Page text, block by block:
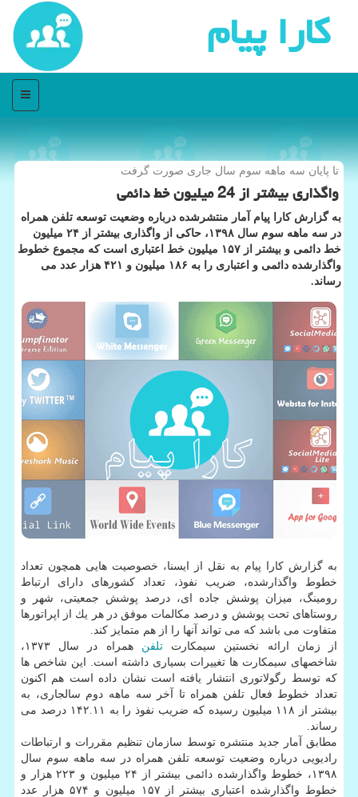
كارا پیام
منو
تا پایان سه ماهه سوم سال جاری صورت گرفت
واگذاری بیشتر از 24 میلیون خط دائمی
به گزارش كارا پیام آمار منتشرشده درباره وضعیت توسعه تلفن همراه
در سه ماهه سوم سال ۱۳۹۸، حاكی از واگذاری بیشتر از ۲۴ میلیون
خط دائمی و بیشتر از ۱۵۷ میلیون خط اعتباری است كه مجموع خطوط
واگذارشده دائمی و اعتباری را به ۱۸۶ میلیون و ۴۲۱ هزار عدد می
رساند.
به گزارش كارا پیام به نقل از ایسنا، خصوصیت هایی همچون تعداد
خطوط واگذارشده، ضریب نفوذ، تعداد كشورهای دارای ارتباط
رومینگ، میزان پوشش جاده ای، درصد پوشش جمعیتی، شهر و
روستاهای تحت پوشش و درصد مكالمات موفق در هر یك از اپراتورها
متفاوت می باشد كه می تواند آنها را از هم متمایز كند.
از زمان ارائه نخستین سیمكارتتلفن
همراه در سال ۱۳۷۳،
شاخصهای سیمكارت ها تغییرات بسیاری داشته است. این شاخص ها
كه توسط رگولاتوری انتشار یافته است نشان داده است هم اكنون
تعداد خطوط فعال تلفن همراه تا آخر سه ماهه دوم سالجاری، به
بیشتر از ۱۱۸ میلیون رسیده كه ضریب نفوذ را به ۱۴۲.۱۱ درصد می
رساند.
مطابق آمار جدید منتشره توسط سازمان تنظیم مقررات و ارتباطات
رادیویی درباره وضعیت توسعه تلفن همراه در سه ماهه سوم سال
۱۳۹۸، خطوط واگذارشده دائمی بیشتر از ۲۴ میلیون و ۲۲۳ هزار و
خطوط واگذارشده اعتباری بیشتر از ۱۵۷ میلیون و ۵۷۴ هزار عدد